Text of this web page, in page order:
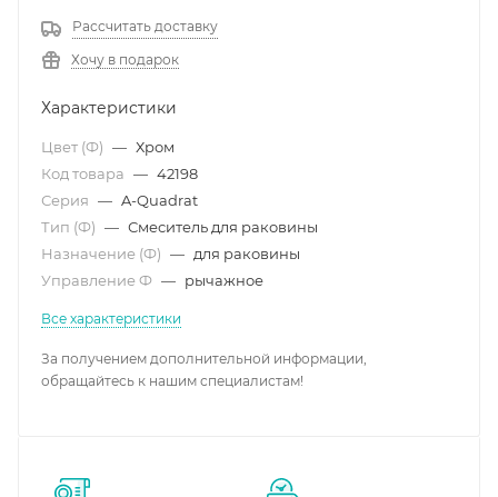
Рассчитать доставку
Хочу в подарок
Характеристики
Цвет (Ф) — Хром
Код товара — 42198
Серия — A-Quadrat
Тип (Ф) — Смеситель для раковины
Назначение (Ф) — для раковины
Управление Ф — рычажное
Все характеристики
За получением дополнительной информации,
обращайтесь к нашим специалистам!